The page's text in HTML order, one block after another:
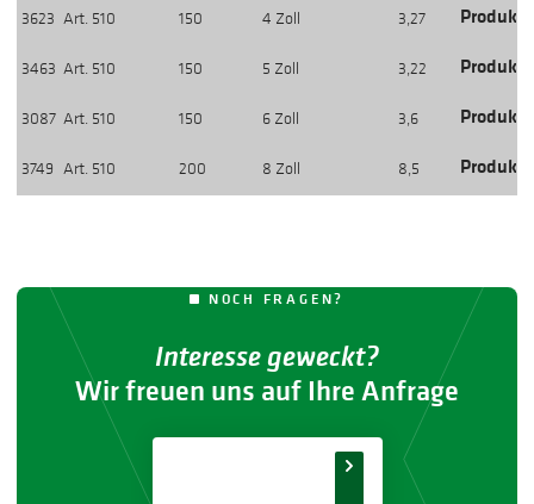
3623 Art. 510 150 4 Zoll 3,27
3463 Art. 510 150 5 Zoll 3,22
3087 Art. 510 150 6 Zoll 3,6
3749 Art. 510 200 8 Zoll 8,5
NOCH FRAGEN?
Interesse geweckt?
Wir freuen uns auf Ihre Anfrage